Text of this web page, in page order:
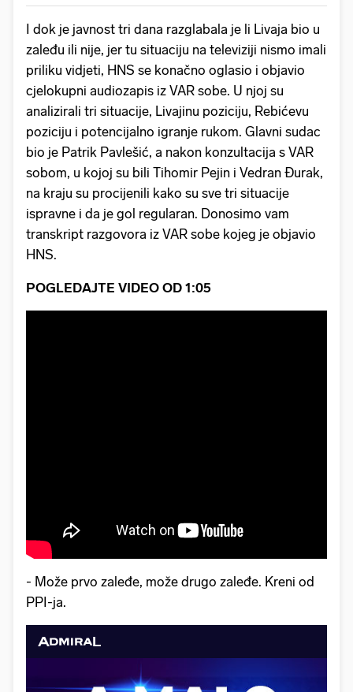
I dok je javnost tri dana razglabala je li Livaja bio u
zaleđu ili nije, jer tu situaciju na televiziji nismo imali
priliku vidjeti, HNS se konačno oglasio i objavio
cjelokupni audiozapis iz VAR sobe. U njoj su
analizirali tri situacije, Livajinu poziciju, Rebićevu
poziciju i potencijalno igranje rukom. Glavni sudac
bio je Patrik Pavlešić, a nakon konzultacija s VAR
sobom, u kojoj su bili Tihomir Pejin i Vedran Đurak,
na kraju su procijenili kako su sve tri situacije
ispravne i da je gol regularan. Donosimo vam
transkript razgovora iz VAR sobe kojeg je objavio
HNS.
POGLEDAJTE VIDEO OD 1:05
- Može prvo zaleđe, može drugo zaleđe. Kreni od
PPI-ja.